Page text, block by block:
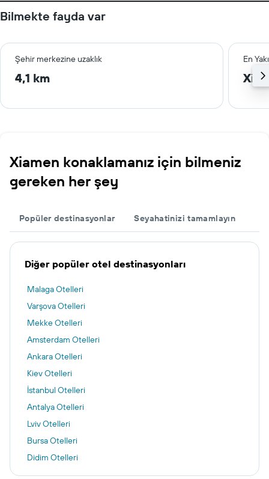
Bilmekte fayda var
Şehir merkezine uzaklık En
4,1 km
Xiamen konaklamanız için bilmeniz
gereken her şey
Popüler destinasyonlar Seyahatinizi tamamlayın
Diğer popüler otel destinasyonları
Malaga Otelleri
Varşova Otelleri
Mekke Otelleri
Amsterdam Otelleri
Ankara Otelleri
Kiev Otelleri
İstanbul Otelleri
Antalya Otelleri
Lviv Otelleri
Bursa Otelleri
Didim Otelleri
İzmir Otelleri